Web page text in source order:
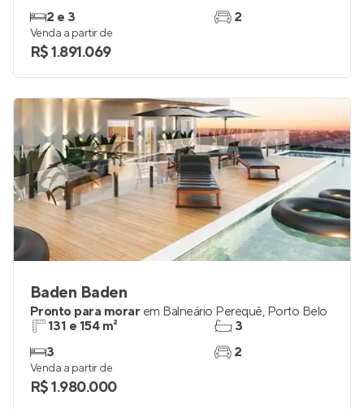
2 e 3
2
Venda a partir de
R$ 1.891.069
Baden Baden
Pronto para morar em Balneário Perequê, Porto Belo
131 e 154 m²
3
3
2
Venda a partir de
R$ 1.980.000